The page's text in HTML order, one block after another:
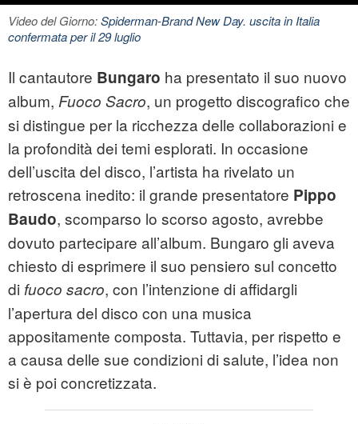
Video del Giorno:Spiderman-Brand New Day. uscita in Italia
confermata per il 29 luglio
Il cantautore Bungaro ha presentato il suo nuovo
album, Fuoco Sacro, un progetto discografico che
si distingue per la ricchezza delle collaborazioni e
la profondità dei temi esplorati. In occasione
dell’uscita del disco, l’artista ha rivelato un
retroscena inedito: il grande presentatore Pippo
Baudo, scomparso lo scorso agosto, avrebbe
dovuto partecipare all’album. Bungaro gli aveva
chiesto di esprimere il suo pensiero sul concetto
di fuoco sacro, con l’intenzione di affidargli
l’apertura del disco con una musica
appositamente composta. Tuttavia, per rispetto e
a causa delle sue condizioni di salute, l’idea non
si è poi concretizzata.